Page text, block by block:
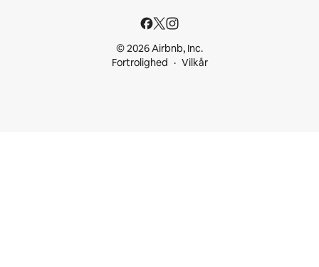
© 2026 Airbnb, Inc.
Fortrolighed
Vilkår